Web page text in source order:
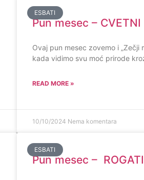
ESBATI
Pun mesec –
Ovaj pun mesec zovemo i „Zečji
kada vidimo svu moć prirode
READ MORE »
10/10/2024 Nema komentara
ESBATI
Pun mesec –